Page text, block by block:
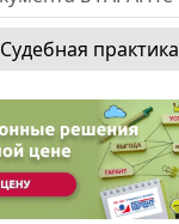
Судебная практика